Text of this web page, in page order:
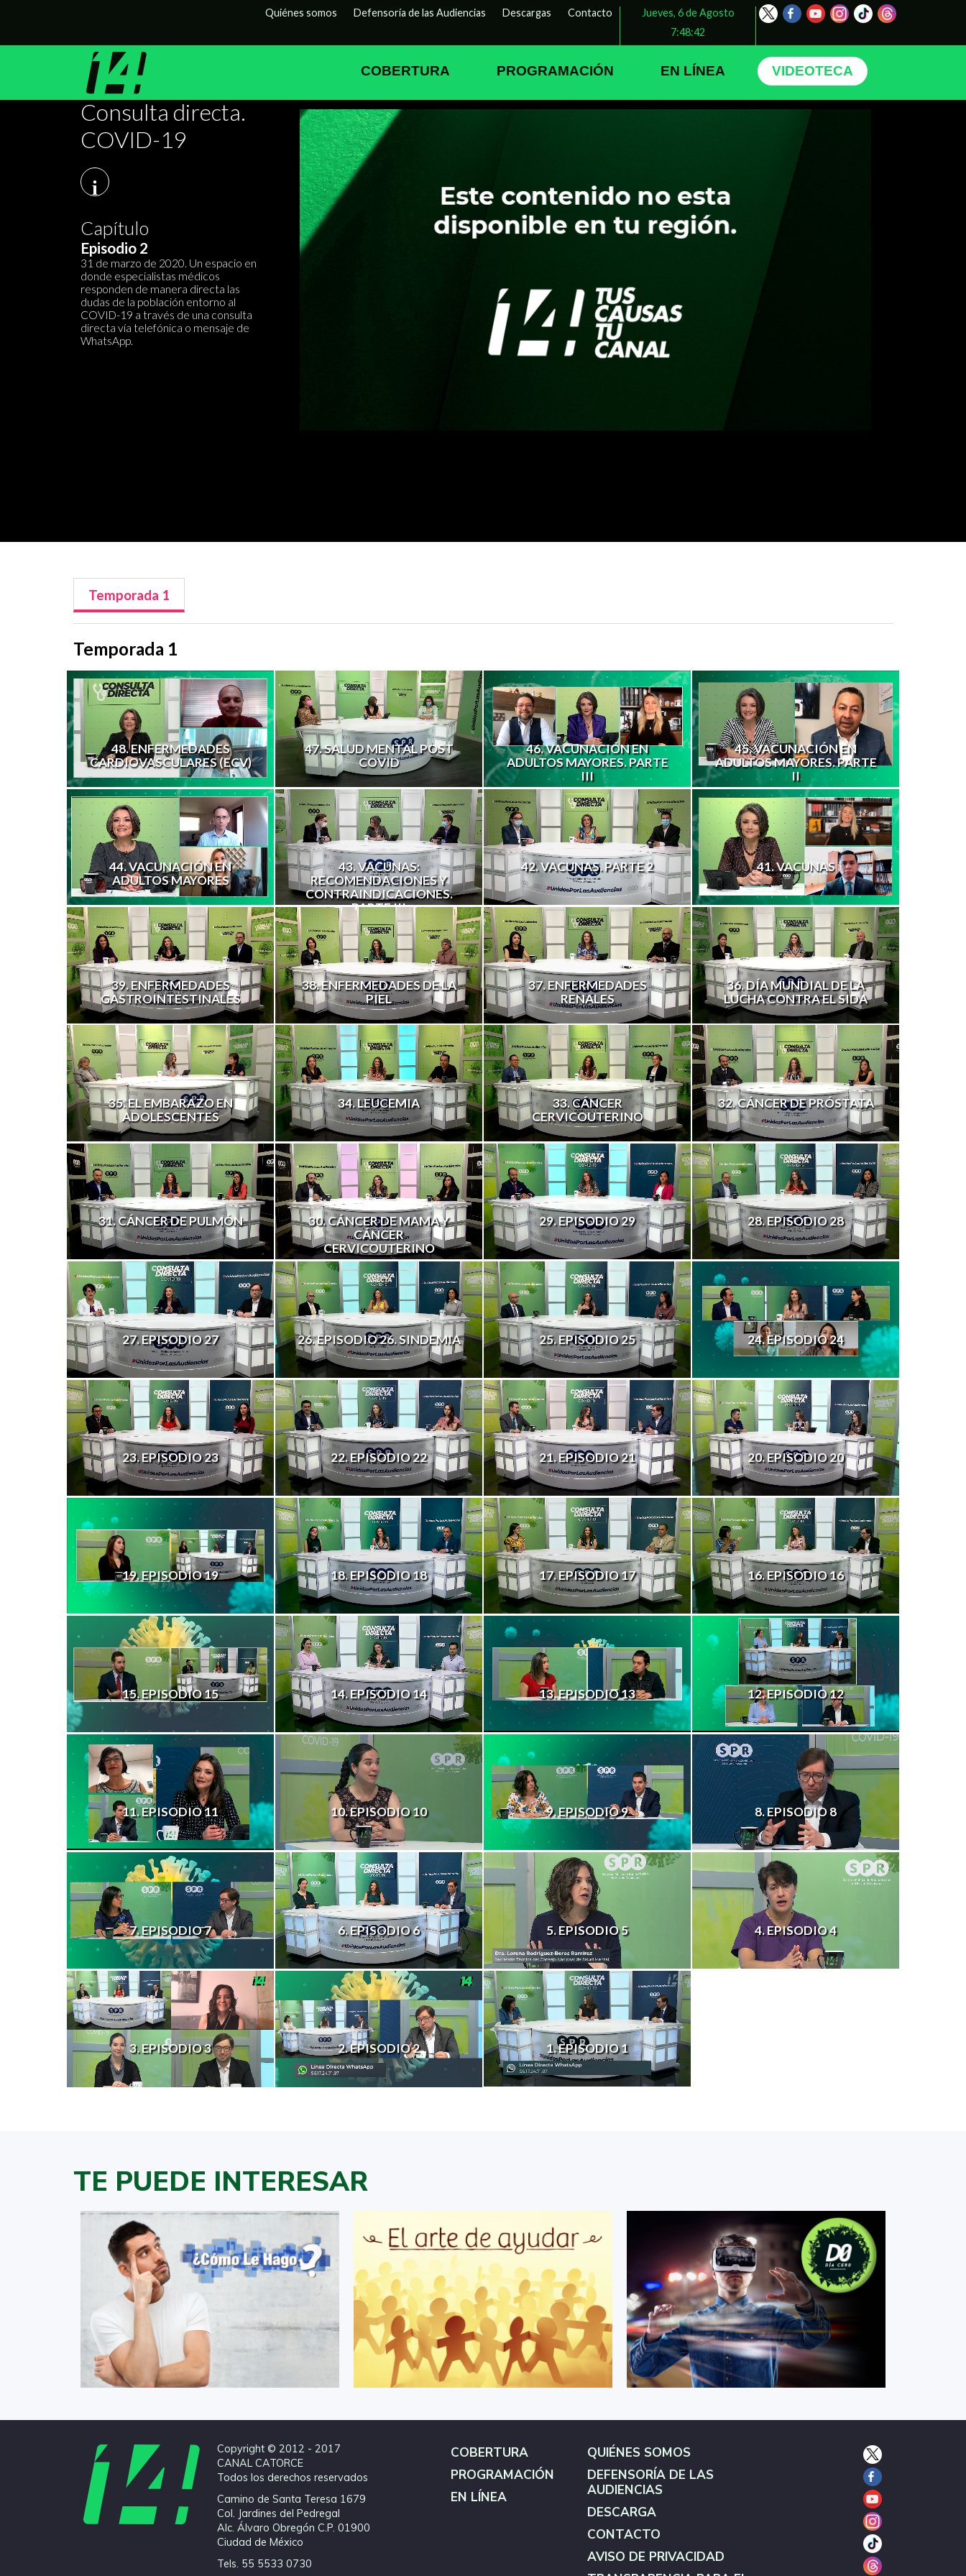
Quiénes somos Defensoría de las Audiencias Descargas Contacto
Jueves, 6 de Agosto
7:48:44
COBERTURA PROGRAMACIÓN EN LÍNEA VIDEOTECA
Consulta directa.
COVID-19
i
Capítulo
Episodio 2
31 de marzo de 2020. Un espacio en
donde especialistas médicos
responden de manera directa las
dudas de la población entorno al
COVID-19 a través de una consulta
directa vía telefónica o mensaje de
WhatsApp.
Temporada 1
Temporada 1
48. ENFERMEDADES
CARDIOVASCULARES (ECV)
47. SALUD MENTAL POST
COVID
46. VACUNACIÓN EN
ADULTOS MAYORES. PARTE
III
45. VACUNACIÓN EN
ADULTOS MAYORES. PARTE
II
44. VACUNACIÓN EN
ADULTOS MAYORES
43. VACUNAS:
RECOMENDACIONES Y
CONTRAINDICACIONES.
PARTE III
42. VACUNAS. PARTE 2 41. VACUNAS
39. ENFERMEDADES
GASTROINTESTINALES
38. ENFERMEDADES DE LA
PIEL
37. ENFERMEDADES
RENALES
36. DÍA MUNDIAL DE LA
LUCHA CONTRA EL SIDA
35. EL EMBARAZO EN
ADOLESCENTES
34. LEUCEMIA
33. CÁNCER
CERVICOUTERINO
32. CÁNCER DE PRÓSTATA
31. CÁNCER DE PULMÓN
30. CÁNCER DE MAMA Y
CÁNCER
CERVICOUTERINO
29. EPISODIO 29 28. EPISODIO 28
27. EPISODIO 27 26. EPISODIO 26. SINDEMIA 25. EPISODIO 25 24. EPISODIO 24
23. EPISODIO 23 22. EPISODIO 22 21. EPISODIO 21 20. EPISODIO 20
19. EPISODIO 19 18. EPISODIO 18 17. EPISODIO 17 16. EPISODIO 16
15. EPISODIO 15 14. EPISODIO 14 13. EPISODIO 13 12. EPISODIO 12
11. EPISODIO 11 10. EPISODIO 10 9. EPISODIO 9 8. EPISODIO 8
7. EPISODIO 7 6. EPISODIO 6 5. EPISODIO 5 4. EPISODIO 4
3. EPISODIO 3 2. EPISODIO 2 1. EPISODIO 1
TE PUEDE INTERESAR
Copyright © 2012 - 2017
CANAL CATORCE
Todos los derechos reservados
Camino de Santa Teresa 1679
Col. Jardines del Pedregal
Alc. Álvaro Obregón C.P. 01900
Ciudad de México
Tels. 55 5533 0730
COBERTURA
PROGRAMACIÓN
EN LÍNEA
QUIÉNES SOMOS
DEFENSORÍA DE LAS
AUDIENCIAS
DESCARGA
CONTACTO
AVISO DE PRIVACIDAD